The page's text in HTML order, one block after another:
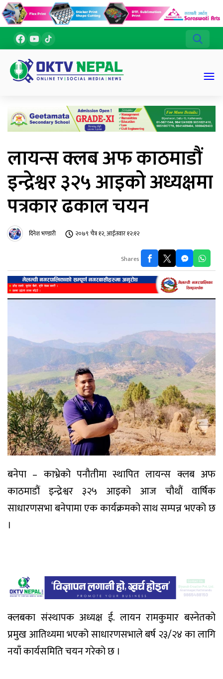
लायन्स क्लब अफ काठमाडौं
इन्द्रेश्वर ३२५ आइको अध्यक्षमा
पत्रकार ढकाल चयन
दिनेश भण्डारी २०७९ चैत्र १२, आईतवार १२:१२
Shares
बनेपा – काभ्रेको पनौतीमा स्थापित लायन्स क्लब अफ
काठमाडौं इन्द्रेश्वर ३२५ आइको आज चौथौं वार्षिक
साधारणसभा बनेपामा एक कार्यक्रमको साथ सम्पन्न भएको छ
।
क्लबका संस्थापक अध्यक्ष ई. लायन रामकुमार बस्नेतको
प्रमुख आतिथ्यमा भएको साधारणसभाले बर्ष २३/२४ का लागि
नयाँ कार्यसमिति चयन गरेको छ ।